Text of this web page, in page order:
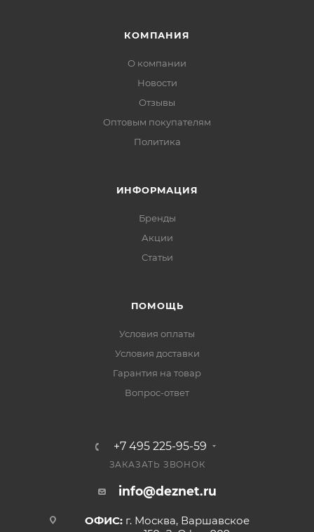
КОМПАНИЯ
О компании
Новости
Отзывы
Оптовым покупателям
Политика
ИНФОРМАЦИЯ
Бренды
Акции
Статьи
ПОМОЩЬ
Условия оплаты
Условия доставки
Гарантия на товар
Вопрос-ответ
+7 495 225-95-59
ЗАКАЗАТЬ ЗВОНОК
info@deznet.ru
ОФИС: г. Москва, Варшавское